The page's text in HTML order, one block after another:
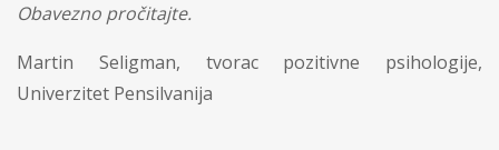
Obavezno pročitajte.
Martin Seligman, tvorac pozitivne psihologije,
Univerzitet Pensilvanija